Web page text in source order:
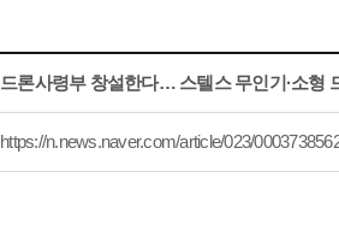
드론사령부 창설한다… 스텔스 무인기·소형
https://n.news.naver.com/article/023/